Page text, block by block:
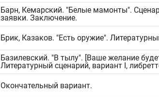
Барн, Кемарский. "Белые мамонты".
заявки. Заключение.
Брик, Казаков. "Есть оружие".
Базилевский. "В тылу". [Ваше желание
Литературный сценарий, вариант I,
Окончательный вариант.